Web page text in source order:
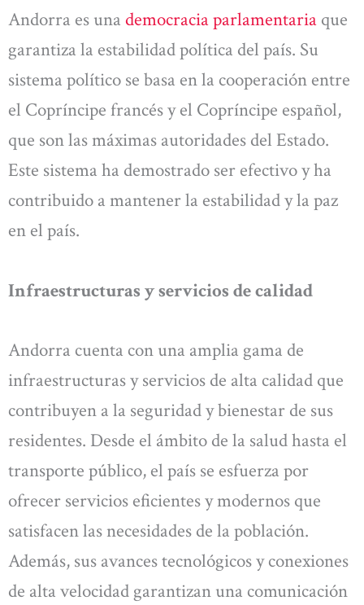
Andorra es una democracia parlamentaria que
garantiza la estabilidad política del país. Su
sistema político se basa en la cooperación entre
el Copríncipe francés y el Copríncipe español,
que son las máximas autoridades del Estado.
Este sistema ha demostrado ser efectivo y ha
contribuido a mantener la estabilidad y la paz
en el país.
Infraestructuras y servicios de calidad
Andorra cuenta con una amplia gama de
infraestructuras y servicios de alta calidad que
contribuyen a la seguridad y bienestar de sus
residentes. Desde el ámbito de la salud hasta el
transporte público, el país se esfuerza por
ofrecer servicios eficientes y modernos que
satisfacen las necesidades de la población.
Además, sus avances tecnológicos y conexiones
de alta velocidad garantizan una comunicación